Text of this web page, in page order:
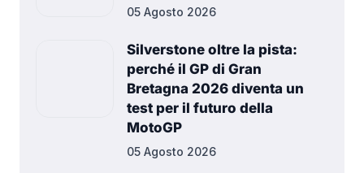
05 Agosto 2026
Silverstone oltre la pista:
perché il GP di Gran
Bretagna 2026 diventa un
test per il futuro della
MotoGP
05 Agosto 2026